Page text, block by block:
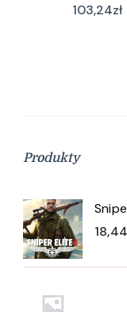
103,24zł
Produkty
18,44